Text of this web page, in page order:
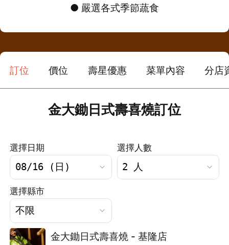
● 嚴選各式季節蔬食
訂位 價位 壽星優惠 菜單內容 分店
金大鋤日式壽喜燒訂位
選擇日期 選擇人數
選擇縣市
金大鋤日式壽喜燒 - 基隆店